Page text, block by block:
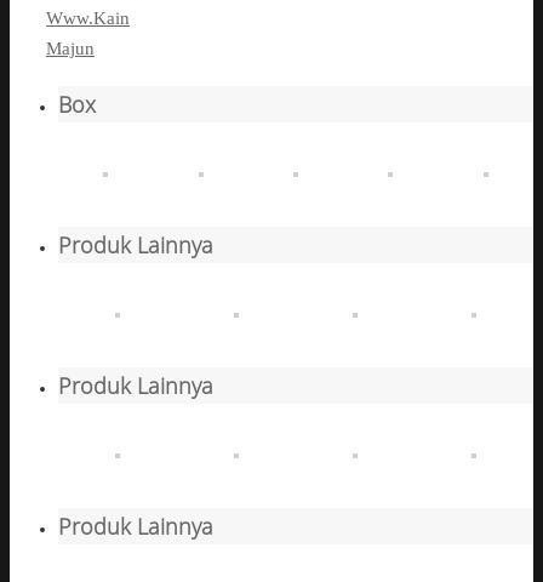
Www.Kain
Majun
Box
Produk Lainnya
Produk Lainnya
Produk Lainnya